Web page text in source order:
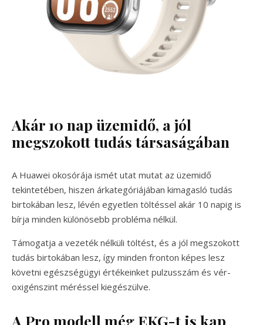
Akár 10 nap üzemidő, a jól
megszokott tudás társaságában
A Huawei okosórája ismét utat mutat az üzemidő
tekintetében, hiszen árkategóriájában kimagasló tudás
birtokában lesz, lévén egyetlen töltéssel akár 10 napig is
bírja minden különösebb probléma nélkül.
Támogatja a vezeték nélküli töltést, és a jól megszokott
tudás birtokában lesz, így minden fronton képes lesz
követni egészségügyi értékeinket pulzusszám és vér-
oxigénszint méréssel kiegészülve.
A Pro modell még EKG-t is kap